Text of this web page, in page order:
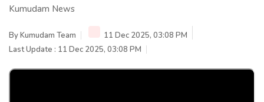
Kumudam News
ByKumudam Team
11 Dec 2025, 03:08 PM
Last Update : 11 Dec 2025, 03:08 PM